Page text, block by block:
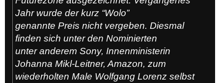
Jahr wurde der kurz “Wolo”
genannte Preis nicht vergeben. Diesmal
finden sich unter den Nominierten
unter anderem Sony, Innenministerin
Johanna Mikl-Leitner, Amazon, zum
wiederholten Male Wolfgang Lorenz selbst